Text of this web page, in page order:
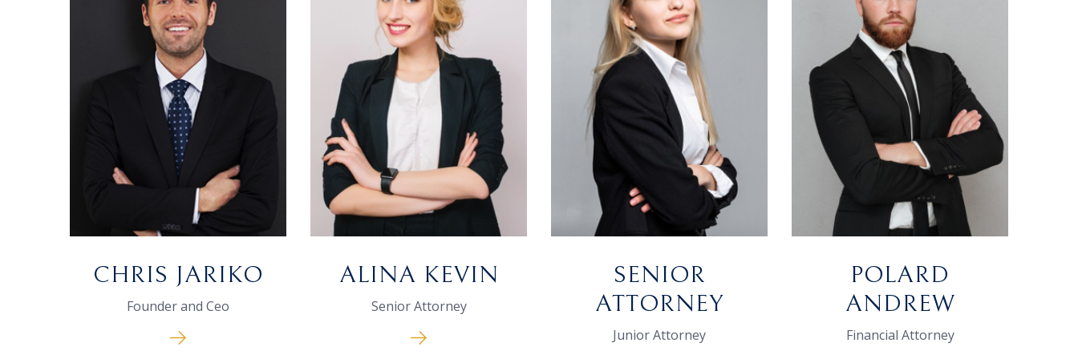
CHRIS JARIKO
Founder and Ceo
ALINA KEVIN
Senior Attorney
SENIOR
ATTORNEY
Junior Attorney
POLARD
ANDREW
Financial Attorney